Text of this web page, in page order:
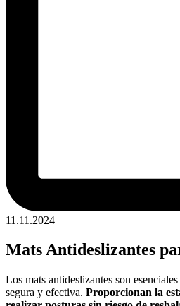
11.11.2024
Mats Antideslizantes
Los mats antideslizantes son
segura y efectiva. Proporcionan la